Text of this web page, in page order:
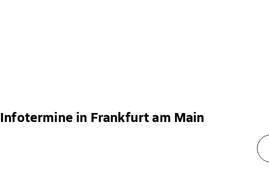
Infotermine in Frankfurt am Main